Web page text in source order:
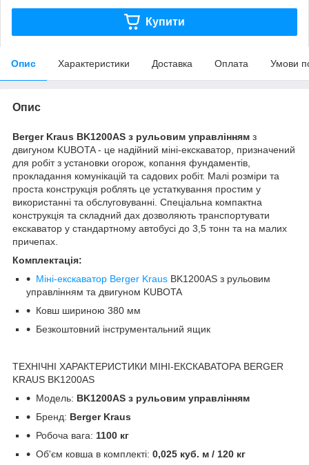
Купити
Опис Характеристики Доставка Оплата Умови
Опис
Berger Kraus BK1200AS з рульовим управлінням з
двигуном KUBOTA - це надійний міні-екскаватор, призначений
для робіт з установки огорож, копання фундаментів,
прокладання комунікацій та садових робіт. Малі розміри та
проста конструкція роблять це устаткування простим у
використанні та обслуговуванні. Спеціальна компактна
конструкція та складний дах дозволяють транспортувати
екскаватор у стандартному автобусі до 3,5 тонн та на малих
причепах.
Комплектація:
Міні-екскаватор Berger Kraus BK1200AS з рульовим
управлінням та двигуном KUBOTA
Ковш шириною 380 мм
Безкоштовний інструментальний ящик
ТЕХНІЧНІ ХАРАКТЕРИСТИКИ МІНІ-ЕКСКАВАТОРА BERGER
KRAUS BK1200AS
Модель: BK1200AS з рульовим управлінням
Бренд: Berger Kraus
Робоча вага: 1100 кг
Об'єм ковша в комплекті: 0,025 куб. м / 120 кг